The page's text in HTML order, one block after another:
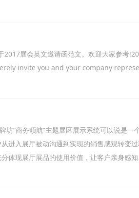
展会英文邀请函范文。欢迎大家参考
invite you and your company
坊“商务领航”主题展区展示系统可以说是
进入展厅被动沟通到实现的销售感观转变
体现展厅展品的使用价值，让客户亲身感